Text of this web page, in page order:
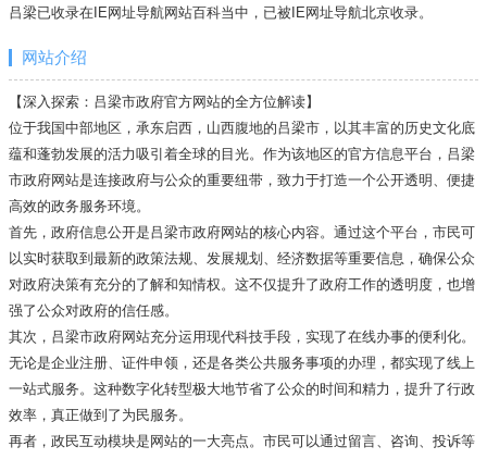
吕梁已收录在IE网址导航网站百科当中，已被IE网址导航北京收录。
网站介绍
【深入探索：吕梁市政府官方网站的全方位解读】
位于我国中部地区，承东启西，山西腹地的吕梁市，以其丰富的历史文化底
蕴和蓬勃发展的活力吸引着全球的目光。作为该地区的官方信息平台，吕梁
市政府网站是连接政府与公众的重要纽带，致力于打造一个公开透明、便捷
高效的政务服务环境。
首先，政府信息公开是吕梁市政府网站的核心内容。通过这个平台，市民可
以实时获取到最新的政策法规、发展规划、经济数据等重要信息，确保公众
对政府决策有充分的了解和知情权。这不仅提升了政府工作的透明度，也增
强了公众对政府的信任感。
其次，吕梁市政府网站充分运用现代科技手段，实现了在线办事的便利化。
无论是企业注册、证件申领，还是各类公共服务事项的办理，都实现了线上
一站式服务。这种数字化转型极大地节省了公众的时间和精力，提升了行政
效率，真正做到了为民服务。
再者，政民互动模块是网站的一大亮点。市民可以通过留言、咨询、投诉等